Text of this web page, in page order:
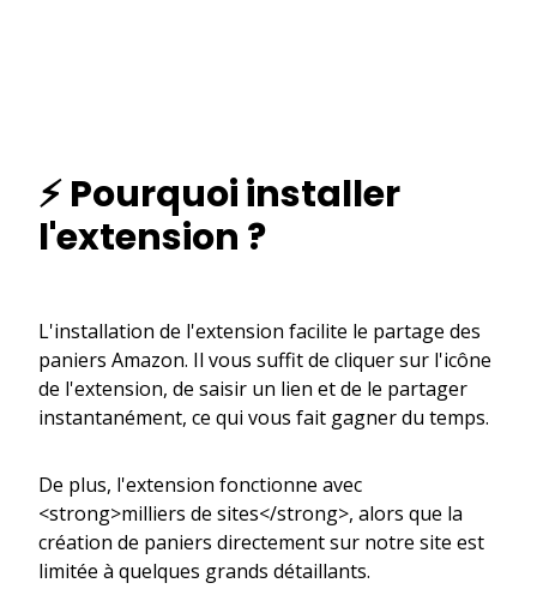
⚡ Pourquoi installer
l'extension ?
L'installation de l'extension facilite le partage des
paniers Amazon. Il vous suffit de cliquer sur l'icône
de l'extension, de saisir un lien et de le partager
instantanément, ce qui vous fait gagner du temps.
De plus, l'extension fonctionne avec
<strong>milliers de sites</strong>, alors que la
création de paniers directement sur notre site est
limitée à quelques grands détaillants.